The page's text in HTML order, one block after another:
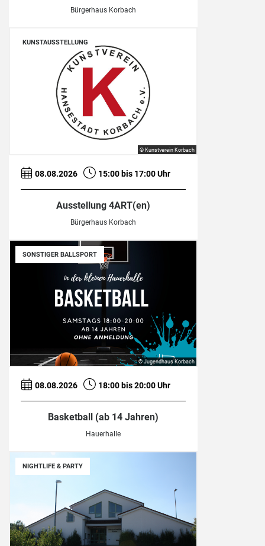
Bürgerhaus Korbach
08.08.2026 15:00 bis 17:00 Uhr
Ausstellung 4ART(en)
Bürgerhaus Korbach
KUNSTAUSSTELLUNG
© Kunstverein Korbach
08.08.2026 18:00 bis 20:00 Uhr
Basketball (ab 14 Jahren)
Hauerhalle
SONSTIGER BALLSPORT
© Jugendhaus Korbach
NIGHTLIFE & PARTY